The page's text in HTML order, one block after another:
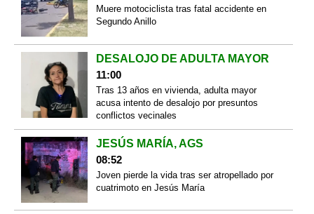
Muere motociclista tras fatal accidente en
Segundo Anillo
DESALOJO DE ADULTA MAYOR
11:00
Tras 13 años en vivienda, adulta mayor
acusa intento de desalojo por presuntos
conflictos vecinales
JESÚS MARÍA, AGS
08:52
Joven pierde la vida tras ser atropellado por
cuatrimoto en Jesús María